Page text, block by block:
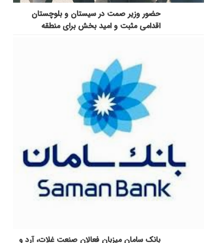
حضور وزیر صمت در سیستان و بلوچستان
اقدامی مثبت و امید بخش برای منطقه
بانک سامان میزبان فعالان صنعت غلات، آرد و